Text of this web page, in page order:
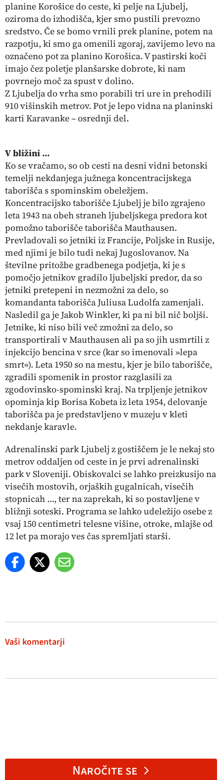
planine Korošice do ceste, ki pelje na Ljubelj,
oziroma do izhodišča, kjer smo pustili prevozno
sredstvo. Če se bomo vrnili prek planine, potem na
razpotju, ki smo ga omenili zgoraj, zavijemo levo na
označeno pot za planino Korošica. V pastirski koči
imajo čez poletje planšarske dobrote, ki nam
povrnejo moč za spust v dolino.
Z Ljubelja do vrha smo porabili tri ure in prehodili
910 višinskih metrov. Pot je lepo vidna na planinski
karti Karavanke – osrednji del.
V bližini …
Ko se vračamo, so ob cesti na desni vidni betonski
temelji nekdanjega južnega koncentracijskega
taborišča s spominskim obeležjem.
Koncentracijsko taborišče Ljubelj je bilo zgrajeno
leta 1943 na obeh straneh ljubeljskega predora kot
pomožno taborišče taborišča Mauthausen.
Prevladovali so jetniki iz Francije, Poljske in Rusije,
med njimi je bilo tudi nekaj Jugoslovanov. Na
številne pritožbe gradbenega podjetja, ki je s
pomočjo jetnikov gradilo ljubeljski predor, da so
jetniki pretepeni in nezmožni za delo, so
komandanta taborišča Juliusa Ludolfa zamenjali.
Nasledil ga je Jakob Winkler, ki pa ni bil nič boljši.
Jetnike, ki niso bili več zmožni za delo, so
transportirali v Mauthausen ali pa so jih usmrtili z
injekcijo bencina v srce (kar so imenovali »lepa
smrt«). Leta 1950 so na mestu, kjer je bilo taborišče,
zgradili spomenik in prostor razglasili za
zgodovinsko-spominski kraj. Na trpljenje jetnikov
opominja kip Borisa Kobeta iz leta 1954, delovanje
taborišča pa je predstavljeno v muzeju v kleti
nekdanje karavle.
Adrenalinski park Ljubelj z gostiščem je le nekaj sto
metrov oddaljen od ceste in je prvi adrenalinski
park v Sloveniji. Obiskovalci se lahko preizkusijo na
visečih mostovih, orjaških gugalnicah, visečih
stopnicah …, ter na zaprekah, ki so postavljene v
bližnji soteski. Programa se lahko udeležijo osebe z
vsaj 150 centimetri telesne višine, otroke, mlajše od
12 let pa morajo ves čas spremljati starši.
Vaši komentarji
Naročite se